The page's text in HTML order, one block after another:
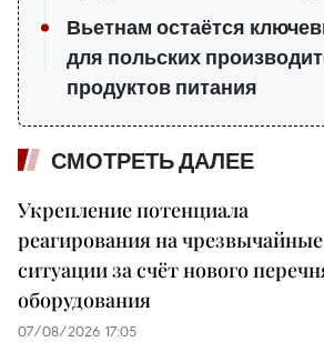
Вьетнам остаётся
для польских
продуктов питания
СМОТРЕТЬ ДАЛЕЕ
Укрепление потенциала
реагирования на чрезвычайные
ситуации за счёт нового
оборудования
07/08/2026 17:05